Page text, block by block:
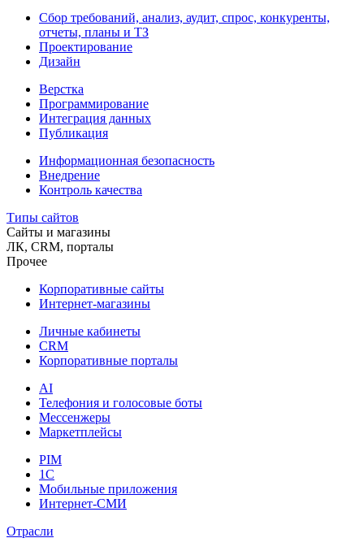
Сбор требований, анализ, аудит, спрос, конкуренты,
отчеты, планы и ТЗ
Проектирование
Дизайн
Верстка
Программирование
Интеграция данных
Публикация
Информационная безопасность
Внедрение
Контроль качества
Типы сайтов
Сайты и магазины
ЛК, CRM, порталы
Прочее
Корпоративные сайты
Интернет-магазины
Личные кабинеты
CRM
Корпоративные порталы
AI
Телефония и голосовые боты
Мессенжеры
Маркетплейсы
PIM
1C
Мобильные приложения
Интернет-СМИ
Отрасли